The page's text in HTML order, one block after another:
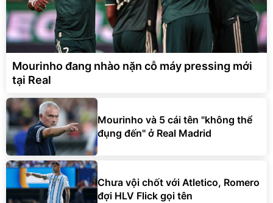
Mourinho đang nhào nặn cỗ máy pressing mới
tại Real
Mourinho và 5 cái tên "không thể
đụng đến" ở Real Madrid
Chưa vội chốt với Atletico, Romero
đợi HLV Flick gọi tên